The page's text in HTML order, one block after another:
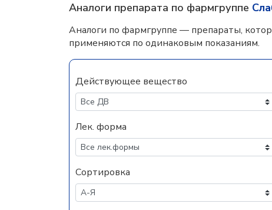
Аналоги препарата по фармгруппе
Аналоги по фармгруппе — препараты,
применяются по одинаковым показаниям.
Действующее вещество
Лек. форма
Сортировка